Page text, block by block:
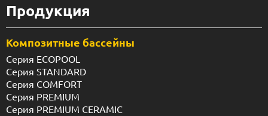
Продукция
Композитные бассейны
Серия ECOPOOL
Серия STANDARD
Серия COMFORT
Серия PREMIUM
Серия PREMIUM CERAMIC